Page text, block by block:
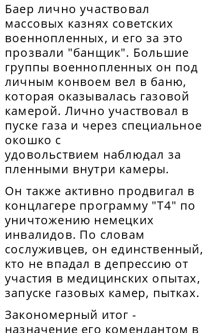
Баер лично участвовал
массовых казнях советских
военнопленных, и его за это
прозвали "банщик". Большие
группы военнопленных он под
личным конвоем вел в баню,
которая оказывалась газовой
камерой. Лично участвовал в
пуске газа и через специальное
окошко с
удовольствием наблюдал за
пленными внутри камеры.
Он также активно продвигал в
концлагере программу "Т4" по
уничтожению немецких
инвалидов. По словам
сослуживцев, он единственный,
кто не впадал в депрессию от
участия в медицинских опытах,
запуске газовых камер, пытках.
Закономерный итог -
назначение его комендантом в